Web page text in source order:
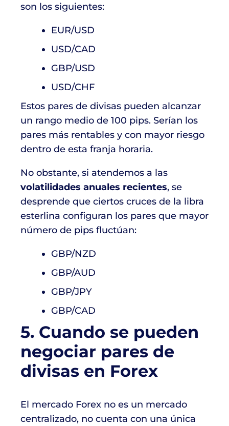
son los siguientes:
EUR/USD
USD/CAD
GBP/USD
USD/CHF
Estos pares de divisas pueden alcanzar
un rango medio de 100 pips. Serían los
pares más rentables y con mayor riesgo
dentro de esta franja horaria.
No obstante, si atendemos a las
volatilidades anuales recientes, se
desprende que ciertos cruces de la libra
esterlina configuran los pares que mayor
número de pips fluctúan:
GBP/NZD
GBP/AUD
GBP/JPY
GBP/CAD
5. Cuando se pueden
negociar pares de
divisas en Forex
El mercado Forex no es un mercado
centralizado, no cuenta con una única